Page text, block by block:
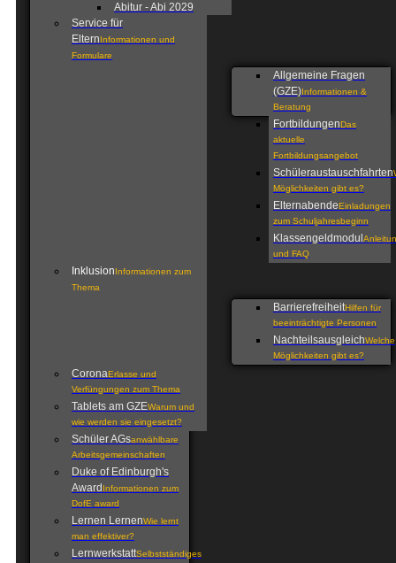
Abitur - Abi 2029
Service für
ElternInformationen und
Formulare
Allgemeine Fragen
(GZE)Informationen &
Beratung
FortbildungenDas
aktuelle
Fortbildungsangebot
Schüleraustauschfahrten
Möglichkeiten gibt es?
ElternabendeEinladungen
zum Schuljahresbeginn
Klassengeldmodul
und FAQ
InklusionInformationen zum
Thema
BarrierefreiheitHilfen für
beeinträchtigte Personen
NachteilsausgleichWelche
Möglichkeiten gibt es?
CoronaErlasse und
Verfüngungen zum Thema
Tablets am GZEWarum und
wie werden sie eingesetzt?
Schüler AGsanwählbare
Arbeitsgemeinschaften
Duke of Edinburgh's
Award Informationen zum
DofE award
Lernen LernenWie lernt
man effektiver?
LernwerkstattSelbstständiges